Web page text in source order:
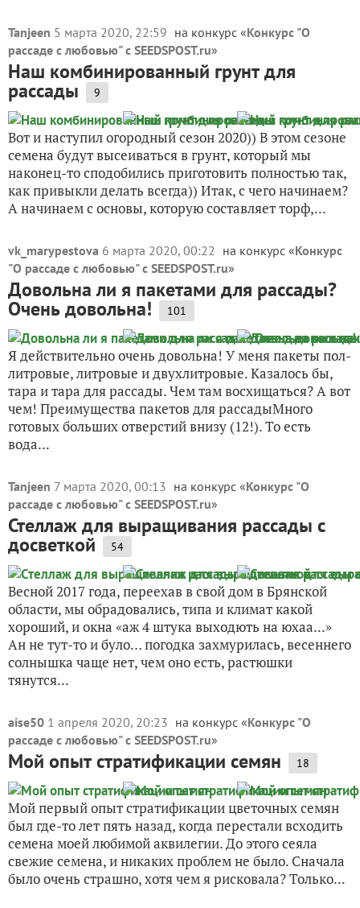
Tanjeen 5 марта 2020, 22:59 на конкурс «Конкурс "О
рассаде с любовью" с SEEDSPOST.ru»
Наш комбинированный грунт для
рассады 9
Вот и наступил огородный сезон 2020)) В этом сезоне
семена будут высеиваться в грунт, который мы
наконец-то сподобились приготовить полностью так,
как привыкли делать всегда)) Итак, с чего начинаем?
А начинаем с основы, которую составляет торф,...
vk_marypestova 6 марта 2020, 00:22 на конкурс «Конкурс
"О рассаде с любовью" с SEEDSPOST.ru»
Довольна ли я пакетами для рассады?
Очень довольна! 101
Я действительно очень довольна! У меня пакеты пол-
литровые, литровые и двухлитровые. Казалось бы,
тара и тара для рассады. Чем там восхищаться? А вот
чем! Преимущества пакетов для рассадыМного
готовых больших отверстий внизу (12!). То есть
вода...
Tanjeen 7 марта 2020, 00:13 на конкурс «Конкурс "О
рассаде с любовью" с SEEDSPOST.ru»
Стеллаж для выращивания рассады с
досветкой 54
Весной 2017 года, переехав в свой дом в Брянской
области, мы обрадовались, типа и климат какой
хороший, и окна «аж 4 штука выходють на юхаа...»
Ан не тут-то и було… погодка захмурилась, весеннего
солнышка чаще нет, чем оно есть, растюшки
тянутся...
aise50 1 апреля 2020, 20:23 на конкурс «Конкурс "О
рассаде с любовью" с SEEDSPOST.ru»
Мой опыт стратификации семян 18
Мой первый опыт стратификации цветочных семян
был где-то лет пять назад, когда перестали всходить
семена моей любимой аквилегии. До этого сеяла
свежие семена, и никаких проблем не было. Сначала
было очень страшно, хотя чем я рисковала? Только...